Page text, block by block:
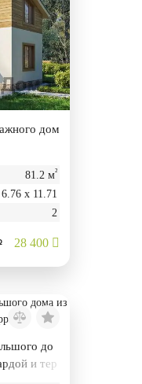
дом
81.2 м²
6.76 х 11.71
2
28 400
до
и тер